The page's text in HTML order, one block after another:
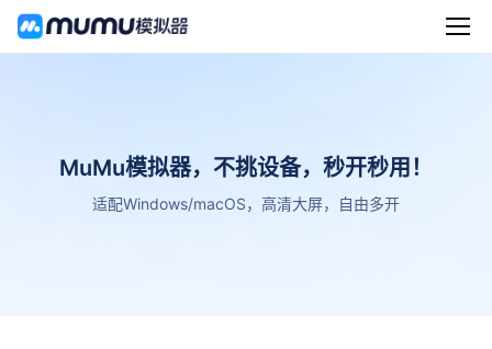
MuMu模拟器，不挑设备，秒开秒用！
适配Windows/macOS，高清大屏，自由多开